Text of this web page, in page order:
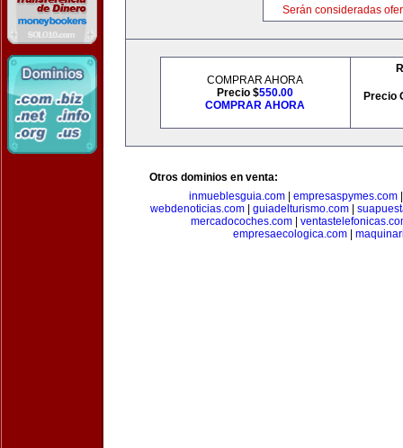
Serán consideradas
COMPRAR AHORA
Precio $550.00
COMPRAR AHORA
Precio
Otros dominios en venta:
inmueblesguia.com| empresaspymes.com
webdenoticias.com
guiadelturismo.com
mercadocoches.com|
empresaecologica.com